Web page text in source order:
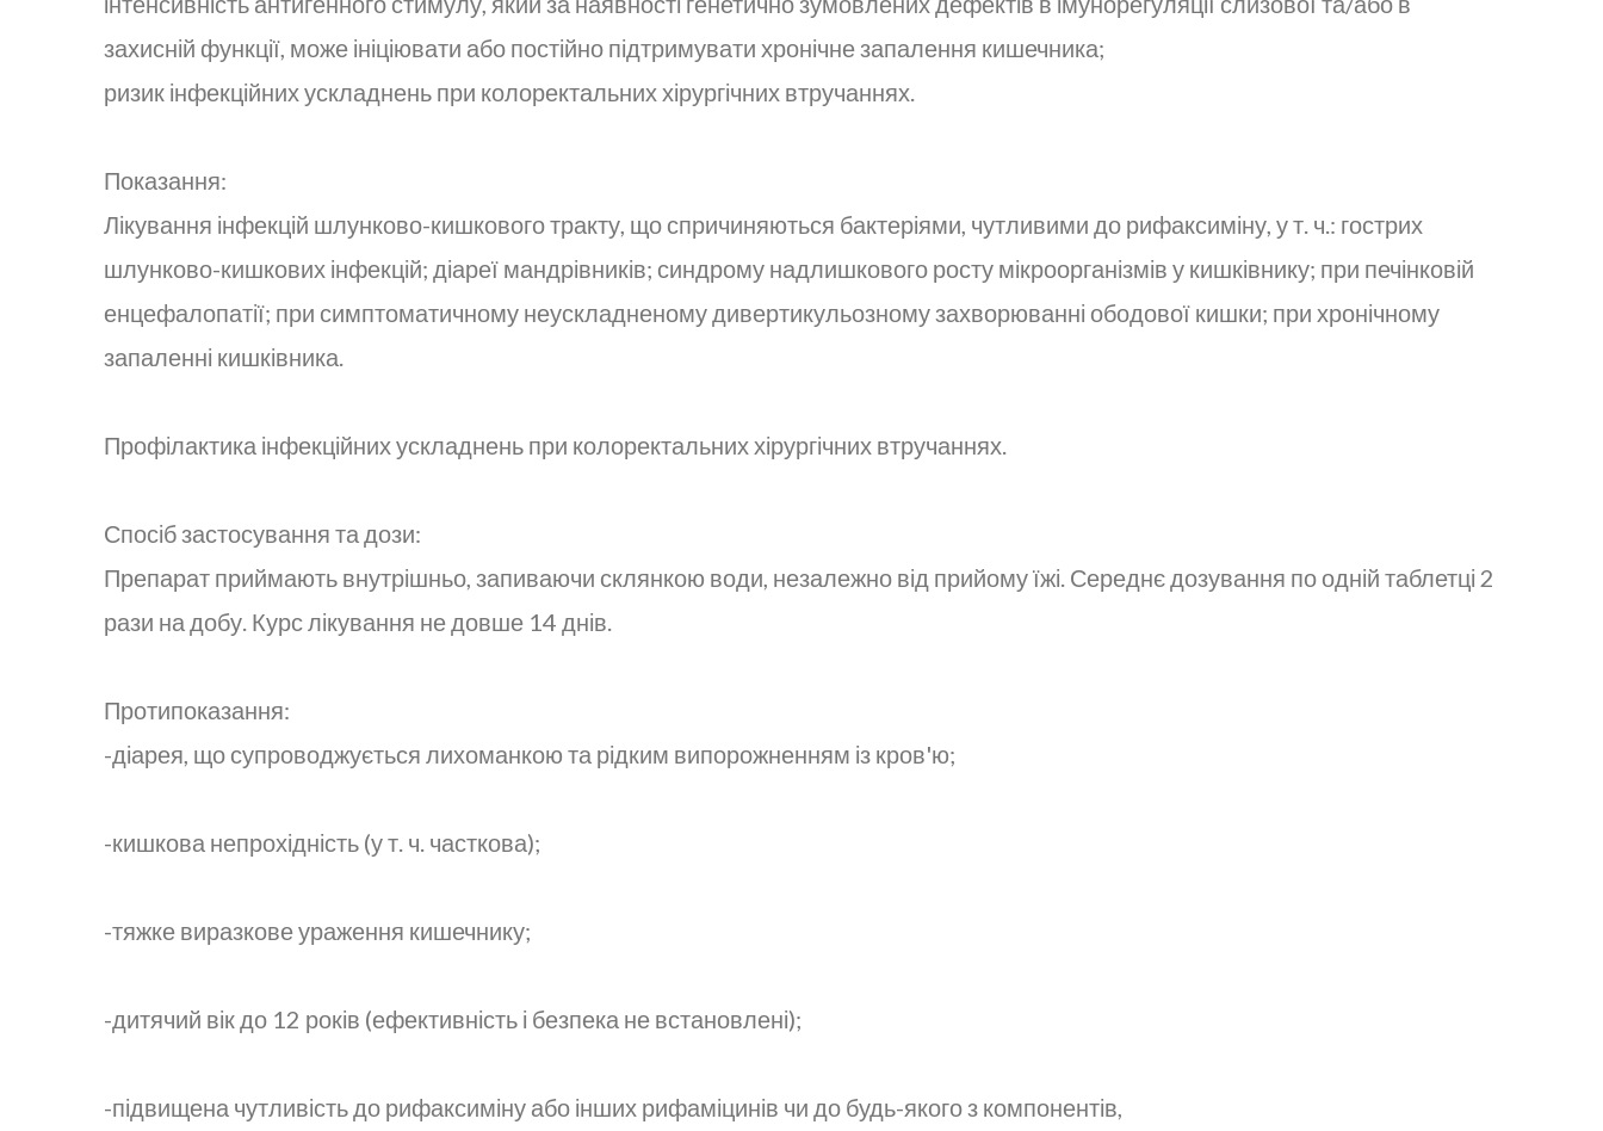
захисній функції, може ініціювати або постійно підтримувати хронічне запалення кишечника;
ризик інфекційних ускладнень при колоректальних хірургічних втручаннях.
Показання:
Лікування інфекцій шлунково-кишкового тракту, що спричиняються бактеріями, чутливими до рифаксиміну, у т. ч.: гострих
шлунково-кишкових інфекцій; діареї мандрівників; синдрому надлишкового росту мікроорганізмів у кишківнику; при печінковій
енцефалопатії; при симптоматичному неускладненому дивертикульозному захворюванні ободової кишки; при хронічному
запаленні кишківника.
Профілактика інфекційних ускладнень при колоректальних хірургічних втручаннях.
Спосіб застосування та дози:
Препарат приймають внутрішньо, запиваючи склянкою води, незалежно від прийому їжі. Середнє дозування по одній таблетці 2
рази на добу. Курс лікування не довше 14 днів.
Протипоказання:
-діарея, що супроводжується лихоманкою та рідким випорожненням із кров'ю;
-кишкова непрохідність (у т. ч. часткова);
-тяжке виразкове ураження кишечнику;
-дитячий вік до 12 років (ефективність і безпека не встановлені);
-підвищена чутливість до рифаксиміну або інших рифаміцинів чи до будь-якого з компонентів,